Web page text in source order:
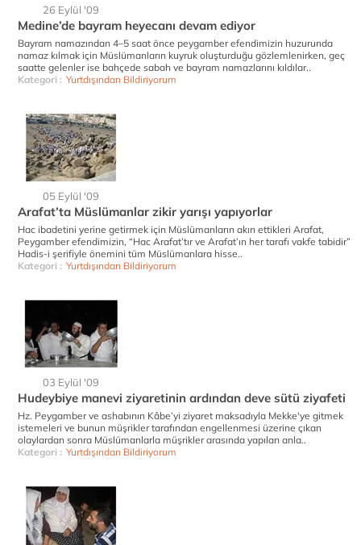
26 Eylül '09
Medine’de bayram heyecanı devam ediyor
Bayram namazından 4–5 saat önce peygamber efendimizin huzurunda
namaz kılmak için Müslümanların kuyruk oluşturduğu gözlemlenirken, geç
saatte gelenler ise bahçede sabah ve bayram namazlarını kıldılar..
Kategori : Yurtdışından Bildiriyorum
05 Eylül '09
Arafat’ta Müslümanlar zikir yarışı yapıyorlar
Hac ibadetini yerine getirmek için Müslümanların akın ettikleri Arafat,
Peygamber efendimizin, “Hac Arafat’tır ve Arafat’ın her tarafı vakfe tabidir”
Hadis-i şerifiyle önemini tüm Müslümanlara hisse..
Kategori : Yurtdışından Bildiriyorum
03 Eylül '09
Hudeybiye manevi ziyaretinin ardından deve sütü ziyafeti
Hz. Peygamber ve ashabının Kâbe’yi ziyaret maksadıyla Mekke'ye gitmek
istemeleri ve bunun müşrikler tarafından engellenmesi üzerine çıkan
olaylardan sonra Müslümanlarla müşrikler arasında yapılan anla..
Kategori : Yurtdışından Bildiriyorum